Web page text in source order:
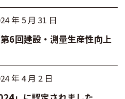
年 5 月 31 日
6回建設・測量生産性向上
年 4 月 2 日